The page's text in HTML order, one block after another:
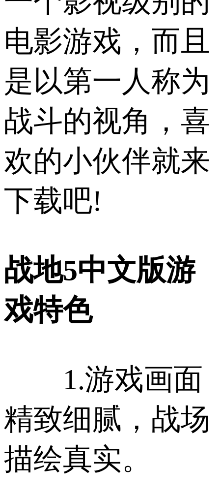
电影游戏，而且
是以第一人称为
战斗的视角，喜
欢的小伙伴就来
下载吧!
战地5中文版游
戏特色
1.游戏画面
精致细腻，战场
描绘真实。